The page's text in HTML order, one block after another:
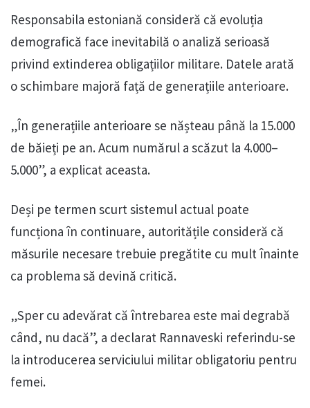
Responsabila estoniană consideră că evoluția
demografică face inevitabilă o analiză serioasă
privind extinderea obligațiilor militare. Datele arată
o schimbare majoră față de generațiile anterioare.
„În generațiile anterioare se nășteau până la 15.000
de băieți pe an. Acum numărul a scăzut la 4.000–
5.000”, a explicat aceasta.
Deși pe termen scurt sistemul actual poate
funcționa în continuare, autoritățile consideră că
măsurile necesare trebuie pregătite cu mult înainte
ca problema să devină critică.
„Sper cu adevărat că întrebarea este mai degrabă
când, nu dacă”, a declarat Rannaveski referindu-se
la introducerea serviciului militar obligatoriu pentru
femei.